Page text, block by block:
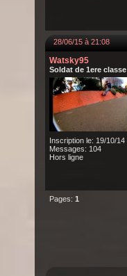
28/06/15 à 21:08
Watsky95
Soldat de 1ere classe
Inscription le: 19/10/14
Messages: 104
Hors ligne
Pages: 1